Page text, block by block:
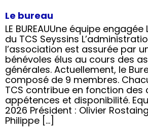
Le bureau
LE BUREAUUne équipe
du TCS Seyssins
l’association est assurée par
bénévoles élus au cours des
générales. Actuellement, le
composé de 9 membres.
TCS contribue en fonction des
appétences et disponibilité.
2026 Président : Olivier
Philippe […]